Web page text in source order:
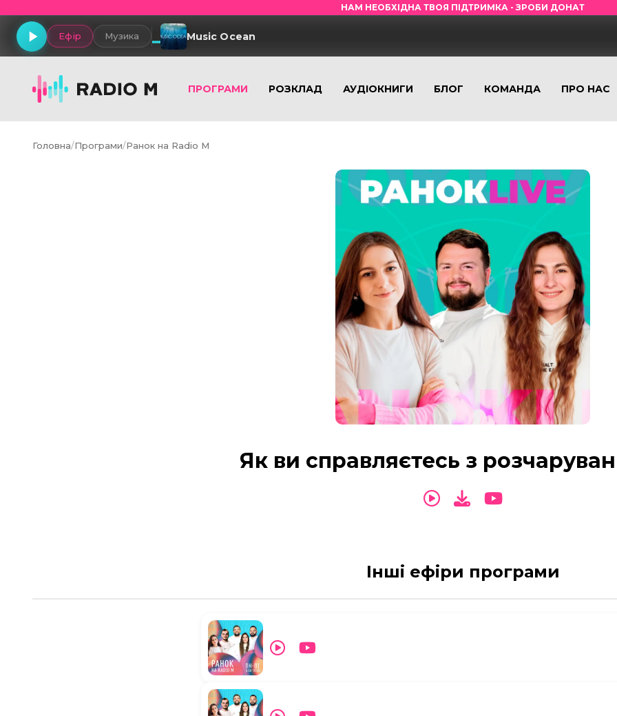
НАМ НЕОБХІДНА ТВОЯ ПІДТРИМКА - ЗРОБИ ДОНАТ
Ефір Музика Music Ocean
ПРОГРАМИ РОЗКЛАД АУДІОКНИГИ БЛОГ КОМАНДА ПРО НАС
Головна/Програми/Ранок на Radio M
Як ви справляєтесь з
Інші ефіри програми